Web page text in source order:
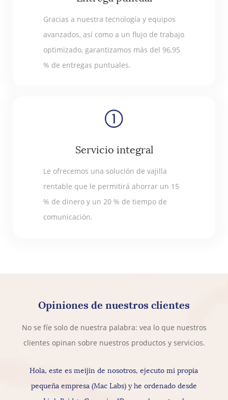
Gracias a nuestra tecnología y equipos
avanzados, así como a un flujo de trabajo
optimizado, garantizamos más del 96,95
% de entregas puntuales.
Servicio integral
Le ofrecemos una solución de vajilla
rentable que le permitirá ahorrar un 15
% de dinero y un 20 % de tiempo de
comunicación.
Opiniones de nuestros clientes
No se fíe solo de nuestra palabra: vea lo que nuestros
clientes opinan sobre nuestros productos y servicios.
Hola, este es meijin de nosotros, ejecuto mi propia
pequeña empresa (Mac Labs) y he ordenado desde